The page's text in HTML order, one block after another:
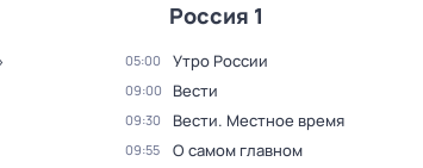
Россия 1
05:00 Утро России
09:00 Вести
09:30 Вести. Местное время
09:55 О самом главном